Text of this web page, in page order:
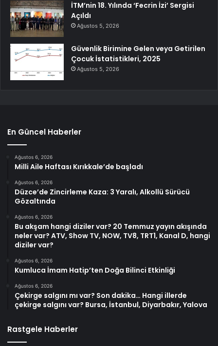
İTM’nin 18. Yılında ‘Fecrin İzi’ Sergisi
Açıldı
Ağustos 5, 2026
Güvenlik Birimine Gelen veya Getirilen
Çocuk İstatistikleri, 2025
Ağustos 5, 2026
En Güncel Haberler
Ağustos 6, 2026
Milli Aile Haftası Kırıkkale’de başladı
Ağustos 6, 2026
Düzce’de Zincirleme Kaza: 3 Yaralı, Alkollü Sürücü
Gözaltında
Ağustos 6, 2026
Bu akşam hangi diziler var? 20 Temmuz yayın akışında
neler var? ATV, Show TV, NOW, TV8, TRT1, Kanal D, hangi
diziler var?
Ağustos 6, 2026
Kumluca İmam Hatip’ten Doğa Bilinci Etkinliği
Ağustos 6, 2026
Çekirge salgını mı var? Son dakika… Hangi illerde
çekirge salgını var? Bursa, İstanbul, Diyarbakır, Yalova
Rastgele Haberler